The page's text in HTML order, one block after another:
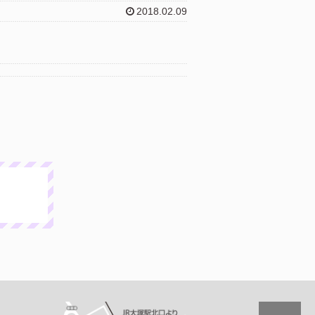
2018.02.09